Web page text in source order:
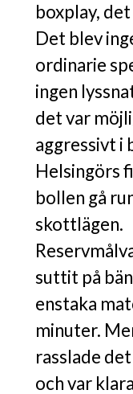
boxplay,
Det blev
ordinarie
ingen
det var
aggressivt i
Helsingörs
bollen gå
skottlägen.
suttit på
enstaka
minuter.
rasslade
och var